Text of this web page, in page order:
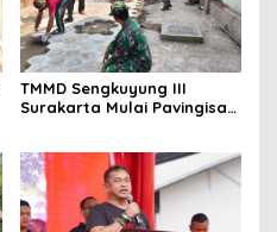
TMMD Sengkuyung III
Surakarta Mulai Pavingisasi